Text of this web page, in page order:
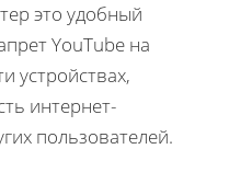
это удобный
YouTube на
устройствах,
интернет-
пользователей.